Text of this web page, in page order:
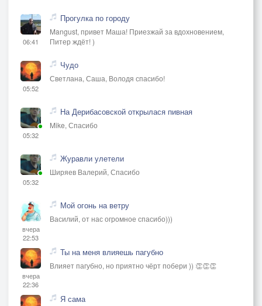
06:41
Прогулка по городу
Mangust, привет Маша! Приезжай за вдохновением,
Питер ждёт! )
05:52
Чудо
Светлана, Саша, Володя спасибо!
05:32
На Дерибасовской открылася пивная
Mike, Спасибо
05:32
Журавли улетели
Ширяев Валерий, Спасибо
вчера
22:53
Мой огонь на ветру
Василий, от нас огромное спасибо)))
вчера
22:36
Ты на меня влияешь пагубно
Влияет пагубно, но приятно чёрт побери )) 👏👏👏
Я сама